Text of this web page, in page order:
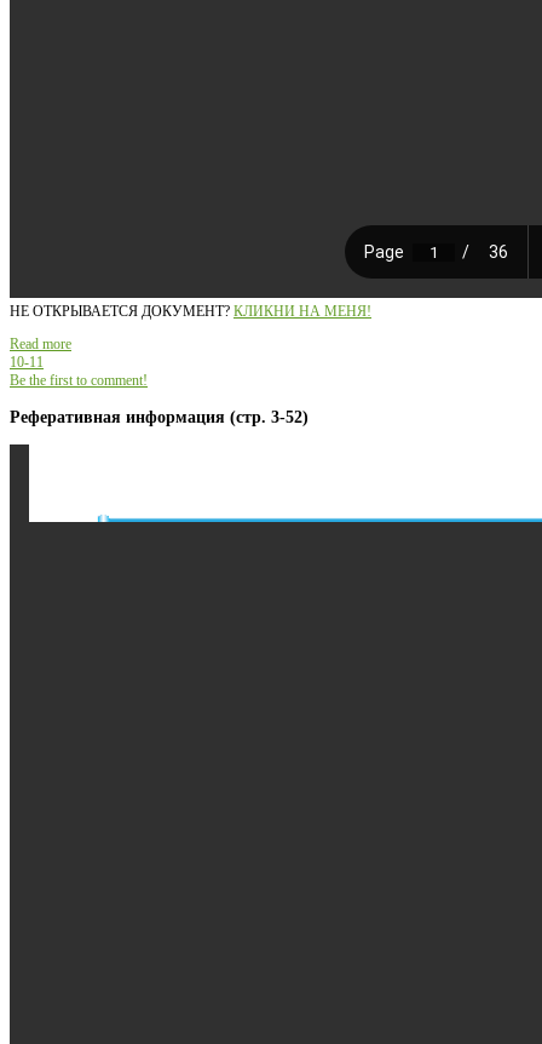
НЕ ОТКРЫВАЕТСЯ ДОКУМЕНТ? КЛИКНИ НА МЕНЯ!
Read more
10-11
Be the first to comment!
Реферативная информация (стр. 3-52)